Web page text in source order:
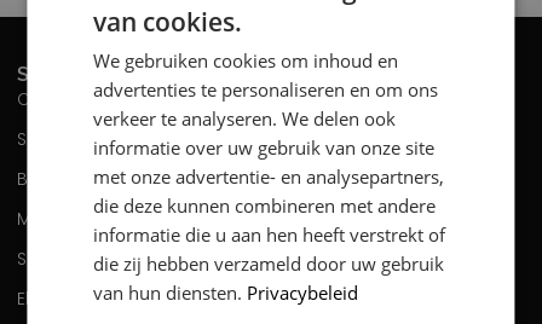
SERVICES
Complete Renovatie
Slopen
Boren / Frezen
Montage
Schilderen
Elektriciën
van cookies.
We gebruiken cookies om inhoud en
advertenties te personaliseren en om ons
verkeer te analyseren. We delen ook
informatie over uw gebruik van onze site
met onze advertentie- en analysepartners,
die deze kunnen combineren met andere
informatie die u aan hen heeft verstrekt of
die zij hebben verzameld door uw gebruik
van hun diensten. Privacybeleid